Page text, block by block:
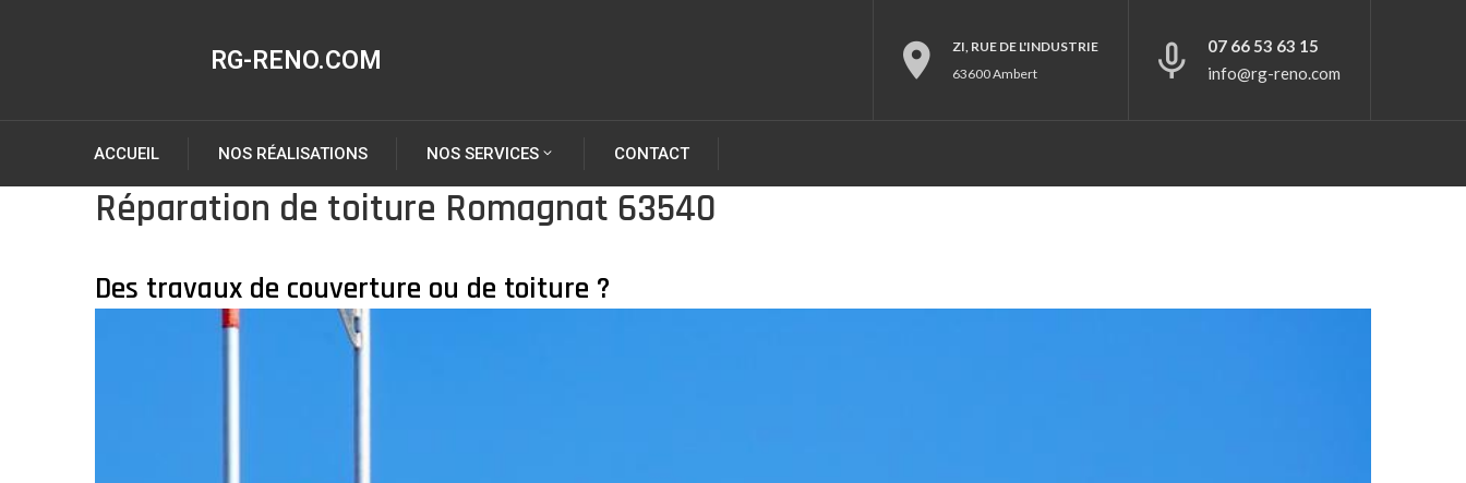
RG-RENO.COM
ZI, RUE DE L'INDUSTRIE
63600 Ambert
07 66 53 63 15
info@rg-reno.com
ACCUEIL NOS RÉALISATIONS NOS SERVICES CONTACT
Réparation de toiture Romagnat 63540
Des travaux de couverture ou de toiture ?